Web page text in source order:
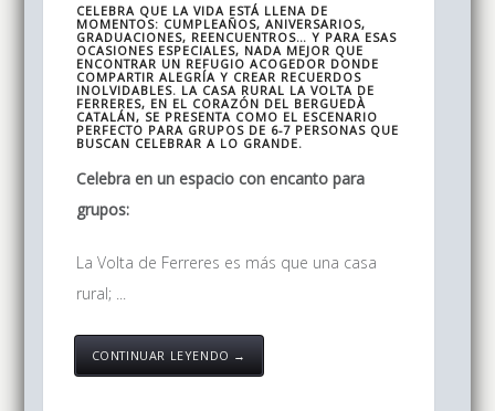
CELEBRA QUE LA VIDA ESTÁ LLENA DE
MOMENTOS: CUMPLEAÑOS, ANIVERSARIOS,
GRADUACIONES, REENCUENTROS… Y PARA ESAS
OCASIONES ESPECIALES, NADA MEJOR QUE
ENCONTRAR UN REFUGIO ACOGEDOR DONDE
COMPARTIR ALEGRÍA Y CREAR RECUERDOS
INOLVIDABLES. LA CASA RURAL LA VOLTA DE
FERRERES, EN EL CORAZÓN DEL BERGUEDÀ
CATALÁN, SE PRESENTA COMO EL ESCENARIO
PERFECTO PARA GRUPOS DE 6-7 PERSONAS QUE
BUSCAN CELEBRAR A LO GRANDE.
Celebra en un espacio con encanto para
grupos:
La Volta de Ferreres es más que una casa
rural; ...
CONTINUAR LEYENDO →